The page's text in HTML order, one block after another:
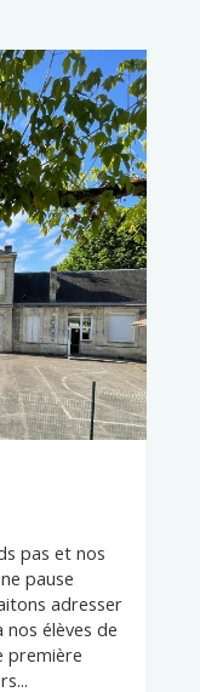
pas et nos
pause
adresser
élèves de
première